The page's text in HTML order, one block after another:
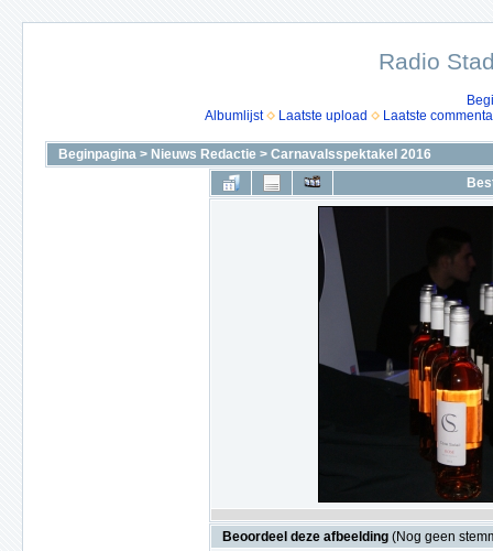
Radio
Albumlijst
Laatste upload Laatste
Beginpagina > Nieuws Redactie > Carnavalsspektakel 2016
Beoordeel deze afbeelding (Nog geen